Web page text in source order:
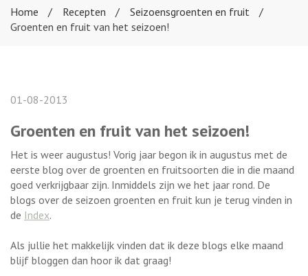
Home
Recepten
Seizoensgroenten en fruit
Groenten en fruit van het seizoen!
01-08-2013
Groenten en fruit van het seizoen!
Het is weer augustus! Vorig jaar begon ik in augustus met de
eerste blog over de groenten en fruitsoorten die in die maand
goed verkrijgbaar zijn. Inmiddels zijn we het jaar rond. De
blogs over de seizoen groenten en fruit kun je terug vinden in
de Index.
Als jullie het makkelijk vinden dat ik deze blogs elke maand
blijf bloggen dan hoor ik dat graag!